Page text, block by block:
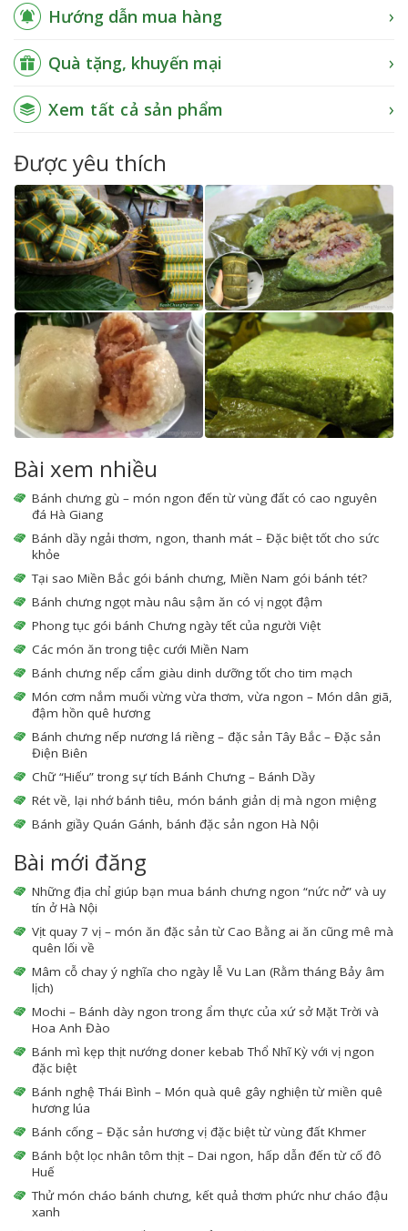
Hướng dẫn mua hàng
Quà tặng, khuyến mại
Xem tất cả sản phẩm
Được yêu thích
Bài xem nhiều
Bánh chưng gù – món ngon đến từ vùng đất có cao nguyên
đá Hà Giang
Bánh dầy ngải thơm, ngon, thanh mát – Đặc biệt tốt cho sức
khỏe
Tại sao Miền Bắc gói bánh chưng, Miền Nam gói bánh tét?
Bánh chưng ngọt màu nâu sậm ăn có vị ngọt đậm
Phong tục gói bánh Chưng ngày tết của người Việt
Các món ăn trong tiệc cưới Miền Nam
Bánh chưng nếp cẩm giàu dinh dưỡng tốt cho tim mạch
Món cơm nắm muối vừng vừa thơm, vừa ngon – Món dân giã,
đậm hồn quê hương
Bánh chưng nếp nương lá riềng – đặc sản Tây Bắc – Đặc sản
Điện Biên
Chữ “Hiếu” trong sự tích Bánh Chưng – Bánh Dầy
Rét về, lại nhớ bánh tiêu, món bánh giản dị mà ngon miệng
Bánh giầy Quán Gánh, bánh đặc sản ngon Hà Nội
Bài mới đăng
Những địa chỉ giúp bạn mua bánh chưng ngon “nức nở” và uy
tín ở Hà Nội
Vịt quay 7 vị – món ăn đặc sản từ Cao Bằng ai ăn cũng mê mà
quên lối về
Mâm cỗ chay ý nghĩa cho ngày lễ Vu Lan (Rằm tháng Bảy âm
lịch)
Mochi – Bánh dày ngon trong ẩm thực của xứ sở Mặt Trời và
Hoa Anh Đào
Bánh mì kẹp thịt nướng doner kebab Thổ Nhĩ Kỳ với vị ngon
đặc biệt
Bánh nghệ Thái Bình – Món quà quê gây nghiện từ miền quê
hương lúa
Bánh cống – Đặc sản hương vị đặc biệt từ vùng đất Khmer
Bánh bột lọc nhân tôm thịt – Dai ngon, hấp dẫn đến từ cố đô
Huế
Thử món cháo bánh chưng, kết quả thơm phức như cháo đậu
xanh